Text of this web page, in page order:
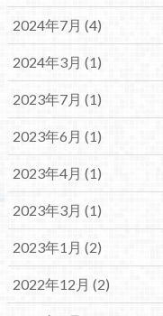
2024年7月 (4)
2024年3月 (1)
2023年7月 (1)
2023年6月 (1)
2023年4月 (1)
2023年3月 (1)
2023年1月 (2)
2022年12月 (2)